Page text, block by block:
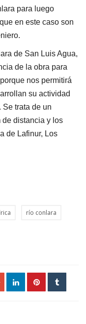
para luego
en este caso son
de San Luis Agua,
de la obra para
nos permitirá
su actividad
trata de un
de distancia y los
de Lafinur, Los
río conlara